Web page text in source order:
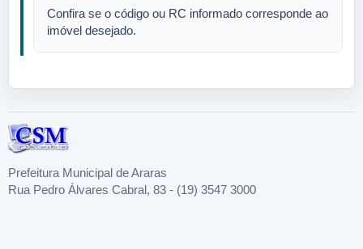
Confira se o código ou RC informado corresponde ao
imóvel desejado.
Prefeitura Municipal de Araras
Rua Pedro Álvares Cabral, 83 - (19) 3547 3000